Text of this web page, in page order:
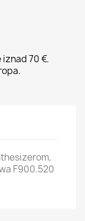
iznad 70 €.
F900.520